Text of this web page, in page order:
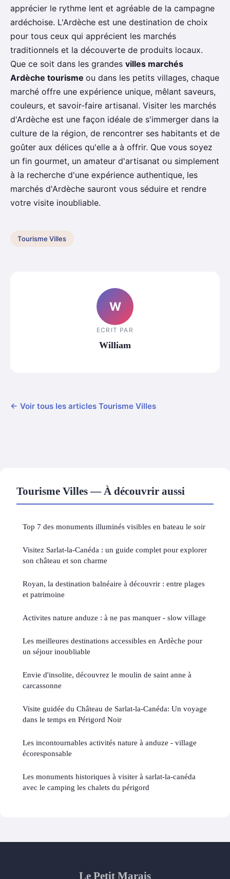
apprécier le rythme lent et agréable de la campagne
ardéchoise. L'Ardèche est une destination de choix
pour tous ceux qui apprécient les marchés
traditionnels et la découverte de produits locaux.
Que ce soit dans les grandes villes marchés
Ardèche tourisme ou dans les petits villages, chaque
marché offre une expérience unique, mêlant saveurs,
couleurs, et savoir-faire artisanal. Visiter les marchés
d'Ardèche est une façon idéale de s'immerger dans la
culture de la région, de rencontrer ses habitants et de
goûter aux délices qu'elle a à offrir. Que vous soyez
un fin gourmet, un amateur d'artisanat ou simplement
à la recherche d'une expérience authentique, les
marchés d'Ardèche sauront vous séduire et rendre
votre visite inoubliable.
Tourisme Villes
W
ECRIT PAR
William
← Voir tous les articles Tourisme Villes
Tourisme Villes — À découvrir aussi
Top 7 des monuments illuminés visibles en bateau le soir
Visitez Sarlat-la-Canéda : un guide complet pour explorer
son château et son charme
Royan, la destination balnéaire à découvrir : entre plages
et patrimoine
Activites nature anduze : à ne pas manquer - slow village
Les meilleures destinations accessibles en Ardèche pour
un séjour inoubliable
Envie d'insolite, découvrez le moulin de saint anne à
carcassonne
Visite guidée du Château de Sarlat-la-Canéda: Un voyage
dans le temps en Périgord Noir
Les incontournables activités nature à anduze - village
écoresponsable
Les monuments historiques à visiter à sarlat-la-canéda
avec le camping les chalets du périgord
Le Petit Marais